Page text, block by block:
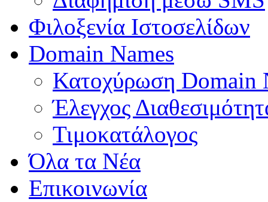
Φιλοξενία Ιστοσελίδων
Domain Names
Κατοχύρωση Domain
Έλεγχος
Τιμοκατάλογος
Όλα τα Νέα
Επικοινωνία